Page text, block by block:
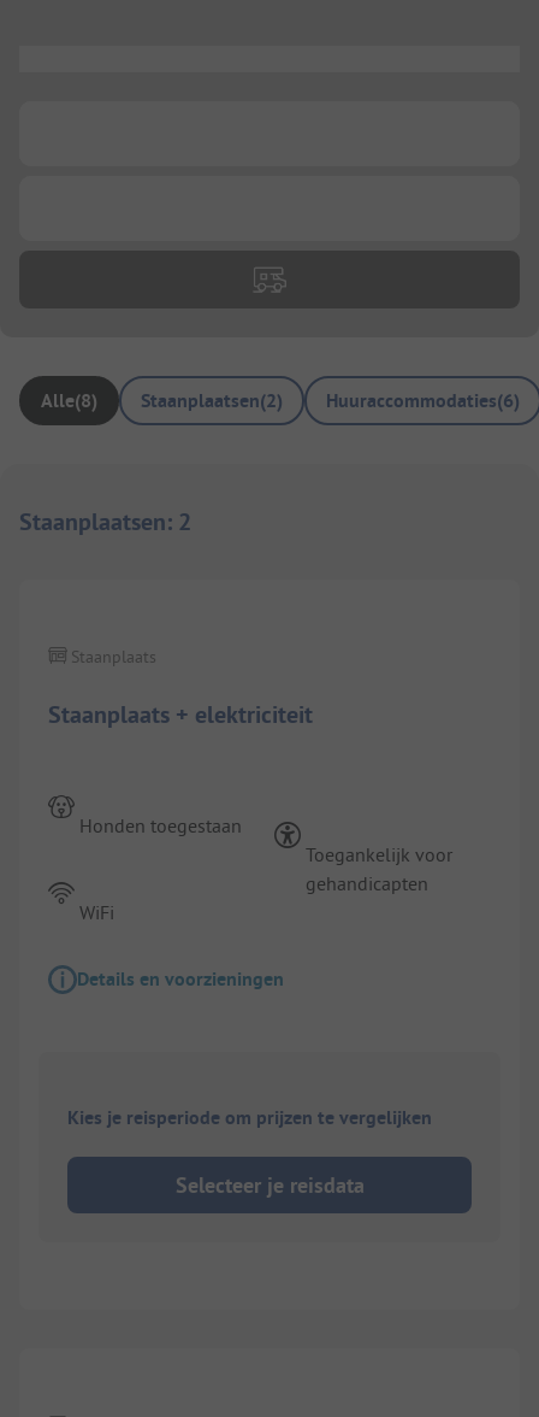
Alle(8) Staanplaatsen(2) Huuraccommodaties(6)
Staanplaatsen: 2
Staanplaats + elektriciteit
Staanplaats
Honden toegestaan
WiFi
Toegankelijk voor
gehandicapten
Details en voorzieningen
Kies je reisperiode om prijzen te vergelijken
Selecteer je reisdata